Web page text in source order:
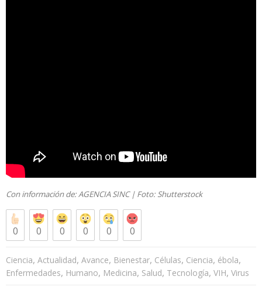
Con información de:AGENCIA SINC| Foto: Shutterstock
0 0 0 0 0 0
Ciencia, Actualidad, Avance, Bienestar, Células, Ciencia, ébola,
Enfermedades, Humano, Medicina, Salud, Tecnología, VIH, Virus